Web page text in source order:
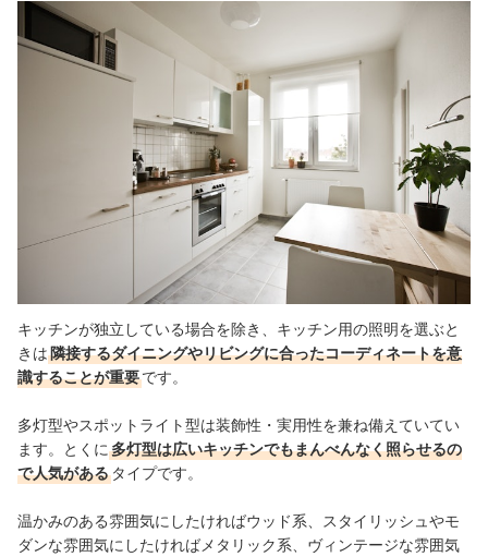
キッチンが独立している場合を除き、キッチン用の照明を選ぶと
きは隣接するダイニングやリビングに合ったコーディネートを意
識することが重要です。
多灯型やスポットライト型は装飾性・実用性を兼ね備えていてい
ます。とくに 多灯型は広いキッチンでもまんべんなく照らせるの
で人気がある タイプです。
温かみのある雰囲気にしたければウッド系、スタイリッシュやモ
ダンな雰囲気にしたければメタリック系、ヴィンテージな雰囲気